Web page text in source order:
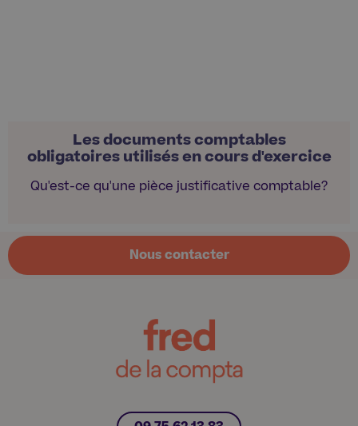
Les documents comptables
obligatoires utilisés en cours d'exercice
Qu'est-ce qu'une pièce justificative comptable?
Nous contacter